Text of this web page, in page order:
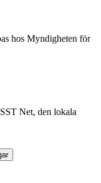
hos Myndigheten för
Net, den lokala